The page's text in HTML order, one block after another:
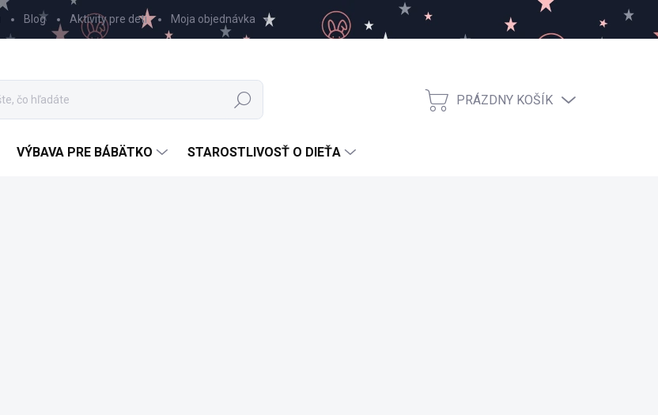
Blog Aktivity pre deti Moja objednávka
Hľadať
NÁKUPNÝ
PRÁZDNY KOŠÍK
VÝBAVA PRE BÁBÄTKO STAROSTLIVOSŤ O DIEŤA